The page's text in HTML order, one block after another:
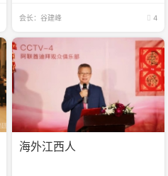
会长：谷建峰 4
海外江西人